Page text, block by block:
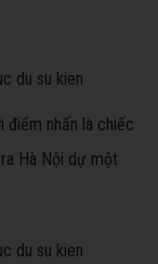
điểm nhấn là chiếc
Hà Nội dự một